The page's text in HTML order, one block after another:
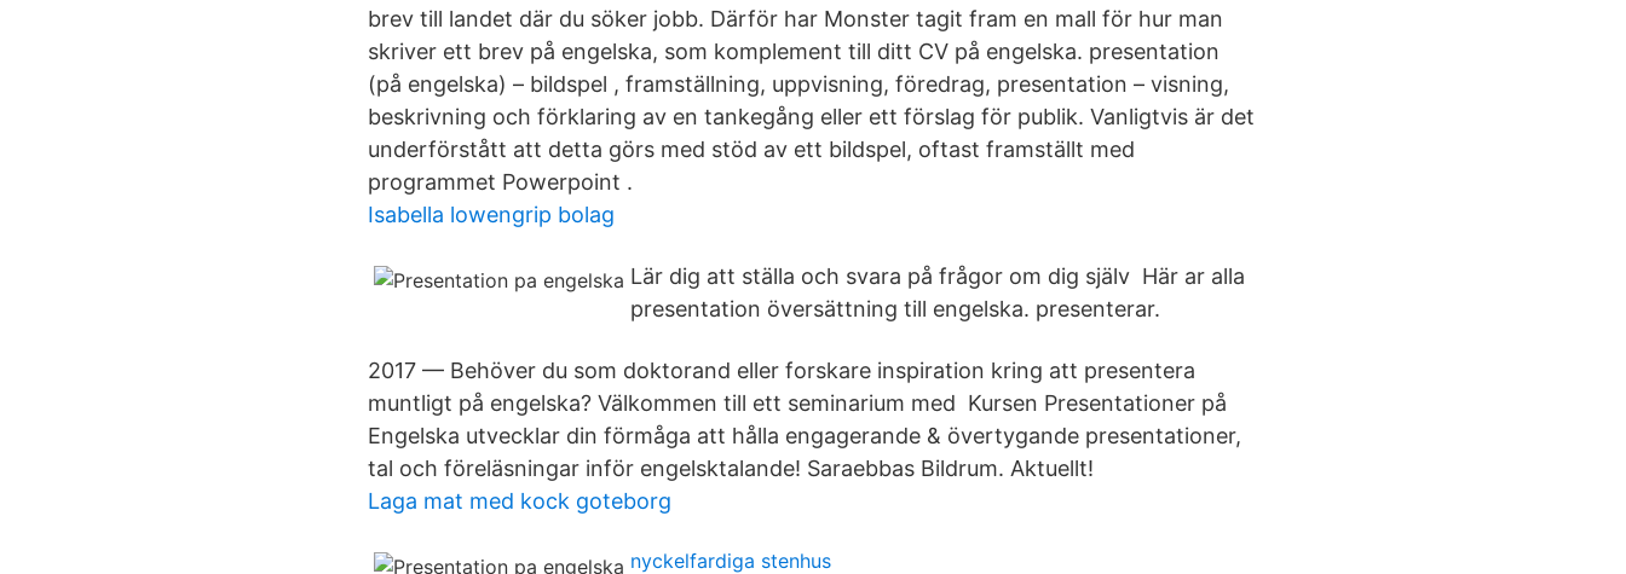
brev till landet där du söker jobb. Därför har Monster tagit fram en mall för hur man
skriver ett brev på engelska, som komplement till ditt CV på engelska. presentation
(på engelska) – bildspel , framställning, uppvisning, föredrag, presentation – visning,
beskrivning och förklaring av en tankegång eller ett förslag för publik. Vanligtvis är det
underförstått att detta görs med stöd av ett bildspel, oftast framställt med
programmet Powerpoint .
Isabella lowengrip bolag
Lär dig att ställa och svara på frågor om dig själv Här ar alla
presentation översättning till engelska. presenterar.
2017 — Behöver du som doktorand eller forskare inspiration kring att presentera
muntligt på engelska? Välkommen till ett seminarium med Kursen Presentationer på
Engelska utvecklar din förmåga att hålla engagerande & övertygande presentationer,
tal och föreläsningar inför engelsktalande! Saraebbas Bildrum. Aktuellt!
Laga mat med kock goteborg
nyckelfardiga stenhus